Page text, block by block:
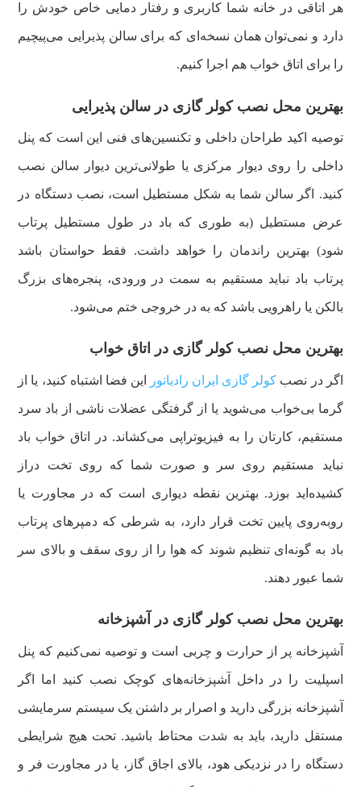
هر اتاقی در خانه شما کاربری و رفتار دمایی خاص خودش را
دارد و نمی‌توان همان نسخه‌ای که برای سالن پذیرایی می‌پیچیم
را برای اتاق خواب هم اجرا کنیم.
بهترین محل نصب کولر گازی در سالن پذیرایی
توصیه اکید طراحان داخلی و تکنسین‌های فنی این است که پنل
داخلی را روی دیوار مرکزی یا طولانی‌ترین دیوار سالن نصب
کنید. اگر سالن شما به شکل مستطیل است، نصب دستگاه در
عرض مستطیل (به طوری که باد در طول مستطیل پرتاب
شود) بهترین راندمان را خواهد داشت. فقط حواستان باشد
پرتاب باد نباید مستقیم به سمت در ورودی، پنجره‌های بزرگ
بالکن یا راهرویی باشد که به در خروجی ختم می‌شود.
بهترین محل نصب کولر گازی در اتاق خواب
اگر در نصب کولر گازی ایران رادیاتور این فضا اشتباه کنید، یا از
گرما بی‌خواب می‌شوید یا از گرفتگی عضلات ناشی از باد سرد
مستقیم، کارتان را به فیزیوتراپی می‌کشاند. در اتاق خواب باد
نباید مستقیم روی سر و صورت شما که روی تخت دراز
کشیده‌اید بوزد. بهترین نقطه دیواری است که در مجاورت یا
روبه‌روی پایین تخت قرار دارد، به شرطی که دمپرهای پرتاب
باد به گونه‌ای تنظیم شوند که هوا را از روی سقف و بالای سر
شما عبور دهند.
بهترین محل نصب کولر گازی در آشپزخانه
آشپزخانه پر از حرارت و چربی است و توصیه نمی‌کنیم که پنل
اسپلیت را در داخل آشپزخانه‌های کوچک نصب کنید اما اگر
آشپزخانه بزرگی دارید و اصرار بر داشتن یک سیستم سرمایشی
مستقل دارید، باید به شدت محتاط باشید. تحت هیچ شرایطی
دستگاه را در نزدیکی هود، بالای اجاق گاز، یا در مجاورت فر و